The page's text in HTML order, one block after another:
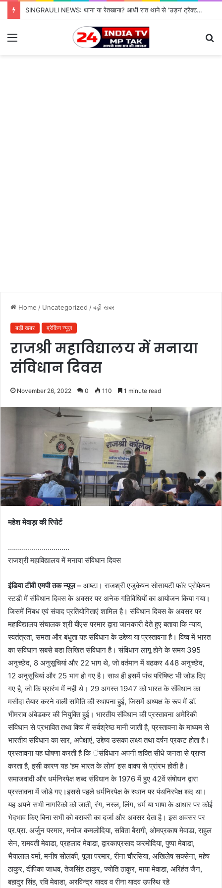
SINGRAULI NEWS: थाना या रेतखाना? आधी रात थाने से ‘उड़न’ ट्रैक्टर, जियावन पुलिस के पहरे में माफिया पास रेत माफिया के आगे नतमस्तक सिस्टम, सुशासन की पोल खोलती जियावन थाने की सनसनीखेज कहानी
Menu
Home / Uncategorized /बड़ी खबर
बड़ी खबर ब्रेकिंग न्यूज़
राजश्री महाविद्यालय में मनाया
संविधान दिवस
November 26, 2022 0 110 1 minute read
महेश मेवाड़ा की रिपोर्ट
………………………….
राजश्री महाविद्यालय में मनाया संविधान दिवस
इंडिया टीवी एमपी तक न्यूज़ – आष्टा। राजश्री एजुकेषन सोसायटी फॉर प्रोफेषन
स्टडी में संविधान दिवस के अवसर पर अनेक गतिविधियों का आयोजन किया गया।
जिसमें निंबध एवं संवाद प्रतियोगिताएं शामिल है। संविधान दिवस के अवसर पर
महाविद्यालय संचालक श्री बीएस परमार द्वारा जानकारी देते हुए बताया कि न्याय,
स्वतंत्रता, समता और बंधुता यह संविधान के उद्देष्य या प्रस्तावना है। विष्व में भारत
का संविधान सबसे बडा लिखित संविधान है। संविधान लागू होने के समय 395
अनुच्छेद, 8 अनुसूचियां और 22 भाग थे, जो वर्तमान में बढकर 448 अनुच्छेद,
12 अनुसूचियां और 25 भाग हो गए है। साथ ही इसमें पांच परिषिष्ट भी जोड दिए
गए है, जो कि प्रारंभ में नही थे। 29 अगस्त 1947 को भारत के संविधान का
मसौदा तैयार करने वाली समिति की स्थापना हुई, जिसमें अध्यक्ष के रूप में डॉ.
भीमराव अंबेडकर की नियुक्ति हुई। भारतीय संविधान की प्रस्तावना अमेरिकी
संविधान से प्रभावित तथा विष्व में सर्वश्रेष्ठ मानी जाती है, प्रस्तावना के माध्यम से
भारतीय संविधान का सार, अपेक्षाएं, उद्देष्य उसका लक्ष्य तथा दर्षन प्रकट होता है।
प्रस्तावना यह घोषणा करती है कि ंसंविधान अपनी शक्ति सीधे जनता से प्राप्त
करता है, इसी कारण यह ‘हम भारत के लोग‘ इस वाक्य से प्रांरभ होती है।
समाजवादी और धर्मनिरपेक्ष शब्द संविधान के 1976 में हुए 42वें संषोधन द्वारा
प्रस्तावना में जोडे गए।इससे पहले धर्मनिरपेक्ष के स्थान पर पंथनिरपेक्ष श्ब्द था।
यह अपने सभी नागरिको को जाती, रंग, नस्ल, लिंग, धर्म या भाषा के आधार पर कोई
भेदभाव किए बिना सभी को बराबरी का दर्जा और अवसर देता है। इस अवसर पर
प्र.प्रा. अर्जुन परमार, मनोज कमलोदिया, सविता बैरागी, ओमप्रकाष मेवाडा, राहुल
सेन, रामवती मेवाडा, प्रहलाद मेवाडा, द्वारकाप्रसाद करमोदिया, पुष्पा मेवाडा,
भैयालाल वर्मा, मनीष सोलंकी, पूजा परमार, रीना चौरसिया, अखिलेेष सक्सेना, महेष
ठाकुर, दीपिका जाधव, तेजसिंह ठाकुर, ज्योति ठाकुर, माया मेवाडा, अरिहंत जैन,
बहादुर सिंह, रवि मेवाडा, अरविन्द्र यादव व रीना यादव उपस्थि रहे